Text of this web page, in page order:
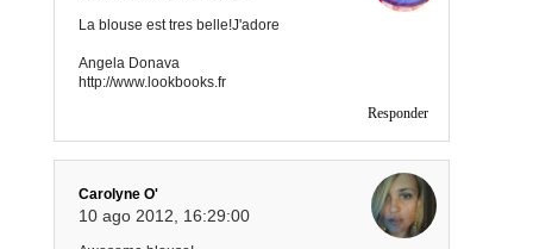
La blouse est tres belle!J'adore
Angela Donava
http://www.lookbooks.fr
Responder
Carolyne O'
10 ago 2012, 16:29:00